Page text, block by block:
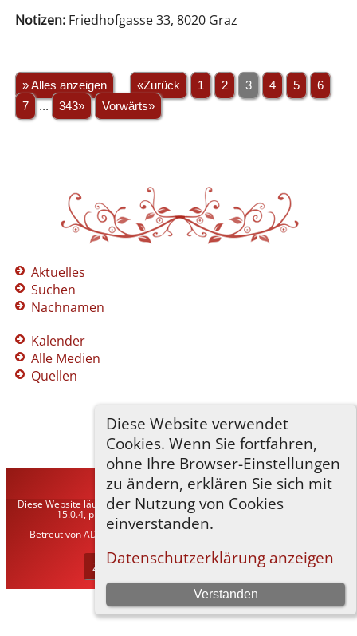
Diese Website verwendet
Cookies. Wenn Sie fortfahren,
ohne Ihre Browser-Einstellungen
zu ändern, erklären Sie sich mit
der Nutzung von Cookies
einverstanden.
Datenschutzerklärung anzeigen
Verstanden
Notizen:Friedhofgasse 33, 8020 Graz
» Alles anzeigen «Zurück 1 2 3 4 5
6
7
... 343» Vorwärts»
Aktuelles
Suchen
Nachnamen
Kalender
Alle Medien
Quellen
TNG-ADLER©2026
Diese Website läuft mitThe Next Generation of Genealogy Sitebuilding
15.0.4, programmiert von Darrin Lythgoe © 2001-2026.
Betreut vonADLER Heraldisch-Genealogische Gesellschaft, Wien
Zur Desktop-Webseite wechseln